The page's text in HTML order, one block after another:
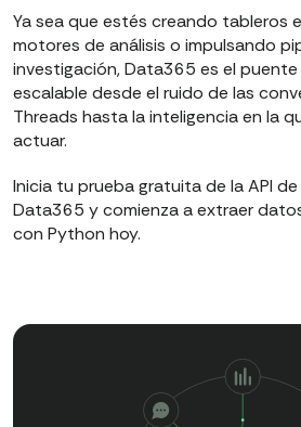
Ya sea que estés creando tableros
motores de análisis o impulsando
investigación, Data365 es el
escalable desde el ruido de las
Threads hasta la inteligencia en la
actuar.
Inicia tu prueba gratuita de la API
Data365 y comienza a extraer
con Python hoy.